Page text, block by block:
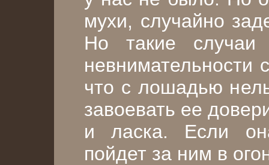
мухи, случайно
Но такие случаи
невнимательности
что с лошадью
завоевать ее
и ласка. Если
пойдет за ним в